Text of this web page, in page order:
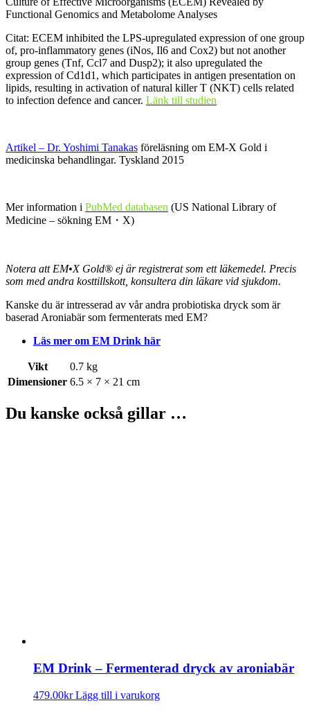
Functional Genomics and Metabolome Analyses
Citat: ECEM inhibited the LPS-upregulated expression of one group
of, pro-inflammatory genes (iNos, Il6 and Cox2) but not another
group genes (Tnf, Ccl7 and Dusp2); it also upregulated the
expression of Cd1d1, which participates in antigen presentation on
lipids, resulting in activation of natural killer T (NKT) cells related
to infection defence and cancer. Länk till studien
Artikel – Dr. Yoshimi Tanakas föreläsning om EM-X Gold i
medicinska behandlingar. Tyskland 2015
Mer information i PubMed databasen (US National Library of
Medicine – sökning EM・X)
Notera att EM•X Gold® ej är registrerat som ett läkemedel. Precis
som med andra kosttillskott, konsultera din läkare vid sjukdom.
Kanske du är intresserad av vår andra probiotiska dryck som är
baserad Aroniabär som fermenterats med EM?
Läs mer om EM Drink här
Vikt
0.7 kg
Dimensioner 6.5 × 7 × 21 cm
Du kanske också gillar …
EM Drink – Fermenterad dryck av aroniabär
479.00kr Lägg till i varukorg